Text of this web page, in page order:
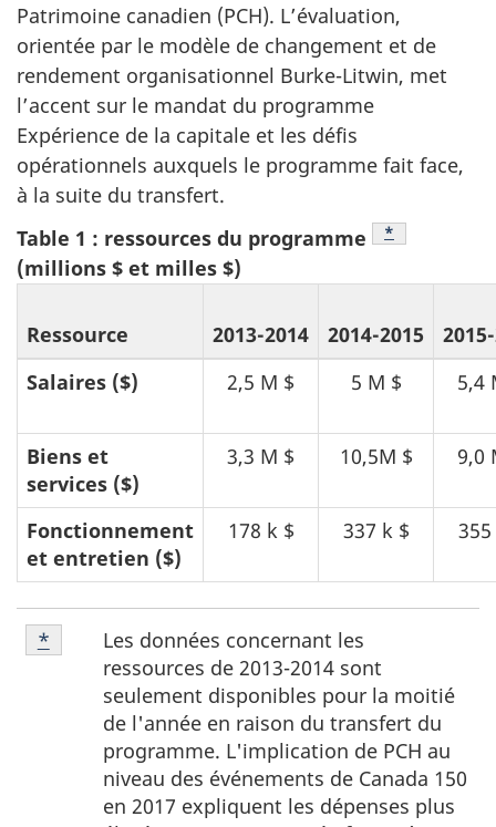
Patrimoine canadien (PCH). L’évaluation,
orientée par le modèle de changement et de
rendement organisationnel Burke-Litwin, met
l’accent sur le mandat du programme
Expérience de la capitale et les défis
opérationnels auxquels le programme fait face,
à la suite du transfert.
Table 1 : ressources du programme
Note
*
(millions $ et milles $)
Ressource 2013-2014 2014-2015
Salaires ($)
2,5 M $ 5 M $ 5,4
Biens et
services ($)
3,3 M $ 10,5M $ 9,0
Fonctionnement
et entretien ($)
178 k $ 337 k $
N
o
Note
*
Les données concernant les
ressources de 2013-2014 sont
seulement disponibles pour la moitié
de l'année en raison du transfert du
programme. L'implication de PCH au
niveau des événements de Canada 150
en 2017 expliquent les dépenses plus
Retour à la référence de la note
* du tableau 2